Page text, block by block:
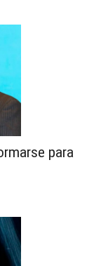
para